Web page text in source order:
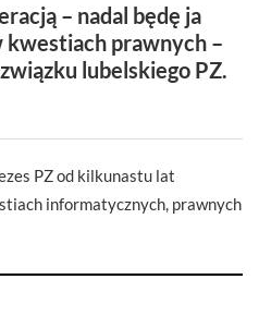
– nadal będę ja
kwestiach prawnych –
lubelskiego PZ.
PZ od kilkunastu lat
informatycznych, prawnych